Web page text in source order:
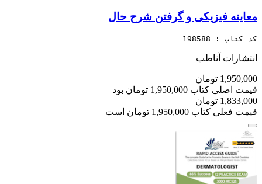
معاینه فیزیکی و گرفتن شرح حال
کد کتاب : 198588
انتشارات آناطب
1,950,000 تومان
قیمت اصلی کتاب 1,950,000 تومان بود
1,833,000 تومان
قیمت فعلی کتاب 1,950,000 تومان است